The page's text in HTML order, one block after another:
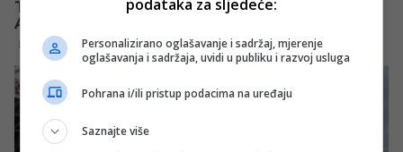
podataka za sljedeće:
Personalizirano oglašavanje i sadržaj, mjerenje
oglašavanja i sadržaja, uvidi u publiku i razvoj usluga
Pohrana i/ili pristup podacima na uređaju
Saznajte više